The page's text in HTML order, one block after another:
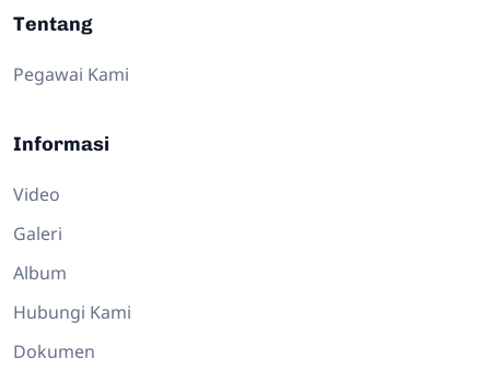
Tentang
Pegawai Kami
Informasi
Video
Galeri
Album
Hubungi Kami
Dokumen